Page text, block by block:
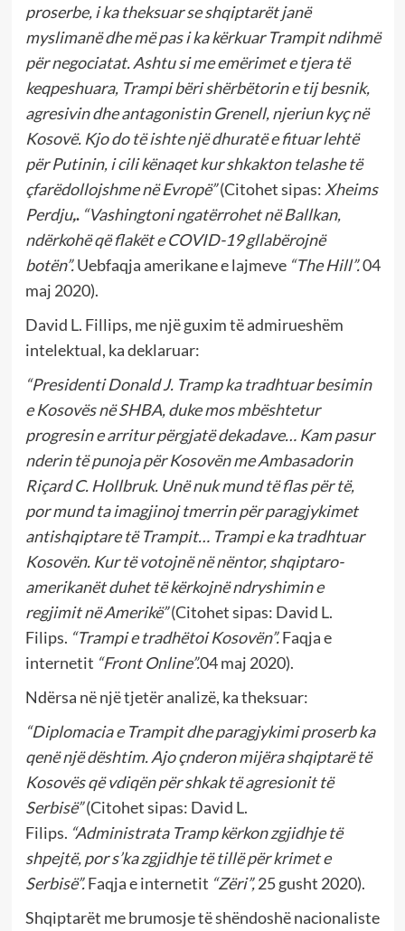
proserbe, i ka theksuar se shqiptarët janë
myslimanë dhe më pas i ka kërkuar Trampit ndihmë
për negociatat. Ashtu si me emërimet e tjera të
keqpeshuara, Trampi bëri shërbëtorin e tij besnik,
agresivin dhe antagonistin Grenell, njeriun kyç në
Kosovë. Kjo do të ishte një dhuratë e fituar lehtë
për Putinin, i cili kënaqet kur shkakton telashe të
çfarëdollojshme në Evropë”(Citohet sipas: Xheims
Perdju,. “Vashingtoni ngatërrohet në Ballkan,
ndërkohë që flakët e COVID-19 gllabërojnë
botën”. Uebfaqja amerikane e lajmeve “The Hill”.04
maj 2020).
David L. Fillips, me një guxim të admirueshëm
intelektual, ka deklaruar:
“Presidenti Donald J. Tramp ka tradhtuar besimin
e Kosovës në SHBA, duke mos mbështetur
progresin e arritur përgjatë dekadave… Kam pasur
nderin të punoja për Kosovën me Ambasadorin
Riçard C. Hollbruk. Unë nuk mund të flas për të,
por mund ta imagjinoj tmerrin për paragjykimet
antishqiptare të Trampit… Trampi e ka tradhtuar
Kosovën. Kur të votojnë në nëntor, shqiptaro-
amerikanët duhet të kërkojnë ndryshimin e
regjimit në Amerikë”(Citohet sipas: David L.
Filips. “Trampi e tradhëtoi Kosovën”.Faqja e
internetit “Front Online”.04 maj 2020).
Ndërsa në një tjetër analizë, ka theksuar:
“Diplomacia e Trampit dhe paragjykimi proserb ka
qenë një dështim. Ajo çnderon mijëra shqiptarë të
Kosovës që vdiqën për shkak të agresionit të
Serbisë”(Citohet sipas: David L.
Filips. “Administrata Tramp kërkon zgjidhje të
shpejtë, por s’ka zgjidhje të tillë për krimet e
Serbisë”. Faqja e internetit “Zëri”,25 gusht 2020).
Shqiptarët me brumosje të shëndoshë nacionaliste